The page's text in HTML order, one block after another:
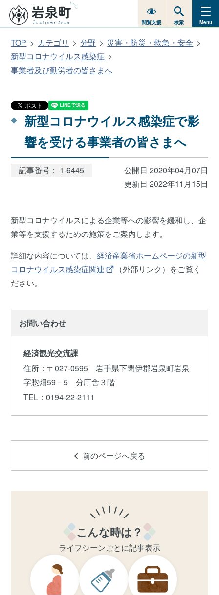
閲覧支援 検索 Menu
TOP カテゴリ 分野
災害・防災・救急・安全
新型コロナウイルス感染症
事業者及び勤労者の皆さまへ
新型コロナウイルス感染症で影
響を受ける事業者の皆さまへ
記事番号： 1-6445
公開日 2020年04月07日
更新日 2022年11月15日
新型コロナウイルスによる企業等への影響を緩和し、企
業等を支援するための施策をご案内します。
詳細な内容については、経済産業省ホームページの新型
コロナウイルス感染症関連
（外部リンク）をご覧く
ださい。
お問い合わせ
経済観光交流課
住所 ：〒027-0595 岩手県下閉伊郡岩泉町岩泉
字惣畑59－5 分庁舎３階
TEL ：0194-22-2111
前のページへ戻る
こんな時は？
ライフシーンごとに記事表示